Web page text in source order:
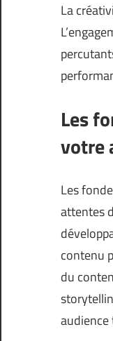
La
Les
votre
Les
attentes
contenu
du